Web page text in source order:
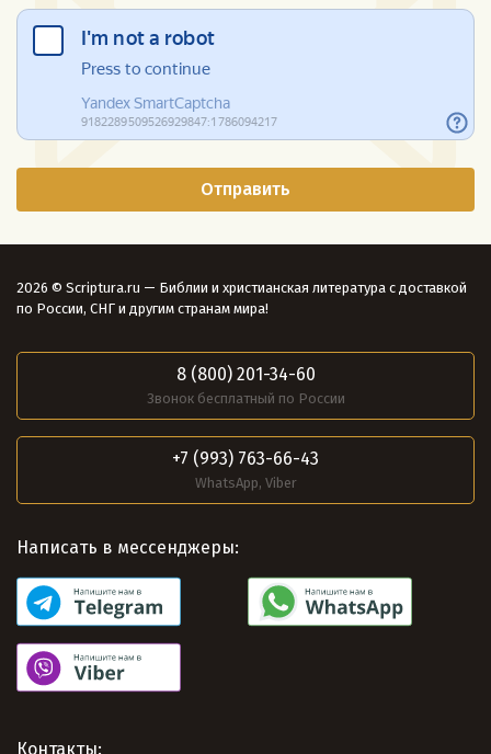
2026 © Scriptura.ru — Библии и христианская литература с доставкой
по России, СНГ и другим странам мира!
8 (800) 201-34-60
Звонок бесплатный по России
+7 (993) 763-66-43
WhatsApp, Viber
Написать в мессенджеры:
Контакты: